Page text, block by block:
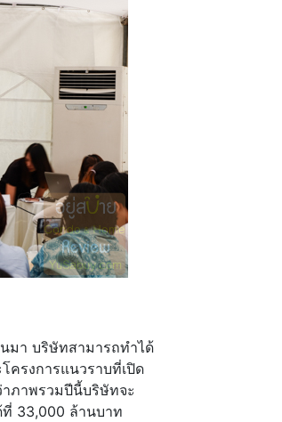
มา บริษัทสามารถทำได้
ครงการแนวราบที่เปิด
าภาพรวมปีนี้บริษัทจะ
ที่ 33,000 ล้านบาท